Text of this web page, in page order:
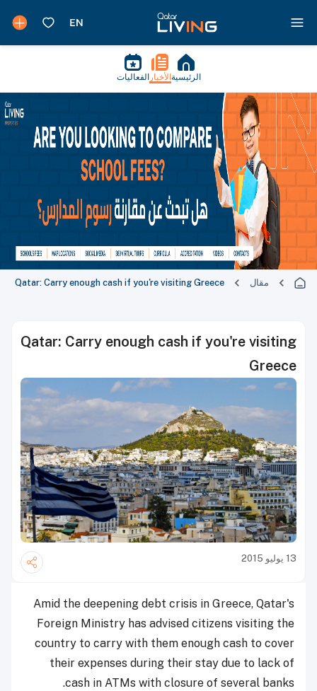
الرئيسية الأخبار الفعاليات
مقال Qatar: Carry enough cash if you're visiting Greece
Qatar: Carry enough cash if you're visiting
Greece
13 يوليو 2015
Amid the deepening debt crisis in Greece, Qatar's
Foreign Ministry has advised citizens visiting the
country to carry with them enough cash to cover
their expenses during their stay due to lack of
cash in ATMs with closure of several banks.